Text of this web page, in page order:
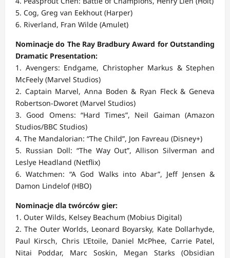
5. Cog, Greg van Eekhout (Harper)
6. Riverland, Fran Wilde (Amulet)
Nominacje do The Ray Bradbury Award for Outstanding
Dramatic Presentation:
1. Avengers: Endgame, Christopher Markus & Stephen
McFeely (Marvel Studios)
2. Captain Marvel, Anna Boden & Ryan Fleck & Geneva
Robertson-Dworet (Marvel Studios)
3. Good Omens: “Hard Times”, Neil Gaiman (Amazon
Studios/BBC Studios)
4. The Mandalorian: “The Child”, Jon Favreau (Disney+)
5. Russian Doll: “The Way Out”, Allison Silverman and
Leslye Headland (Netflix)
6. Watchmen: “A God Walks into Abar”, Jeff Jensen &
Damon Lindelof (HBO)
Nominacje dla twórców gier:
1. Outer Wilds, Kelsey Beachum (Mobius Digital)
2. The Outer Worlds, Leonard Boyarsky, Kate Dollarhyde,
Paul Kirsch, Chris L’Etoile, Daniel McPhee, Carrie Patel,
Nitai Poddar, Marc Soskin, Megan Starks (Obsidian